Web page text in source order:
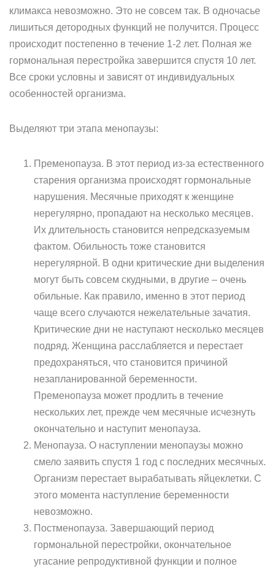
климакса невозможно. Это не совсем так. В одночасье
лишиться детородных функций не получится. Процесс
происходит постепенно в течение 1-2 лет. Полная же
гормональная перестройка завершится спустя 10 лет.
Все сроки условны и зависят от индивидуальных
особенностей организма.
Выделяют три этапа менопаузы:
Пременопауза. В этот период из-за естественного
старения организма происходят гормональные
нарушения. Месячные приходят к женщине
нерегулярно, пропадают на несколько месяцев.
Их длительность становится непредсказуемым
фактом. Обильность тоже становится
нерегулярной. В одни критические дни выделения
могут быть совсем скудными, в другие – очень
обильные. Как правило, именно в этот период
чаще всего случаются нежелательные зачатия.
Критические дни не наступают несколько месяцев
подряд. Женщина расслабляется и перестает
предохраняться, что становится причиной
незапланированной беременности.
Пременопауза может продлить в течение
нескольких лет, прежде чем месячные исчезнуть
окончательно и наступит менопауза.
Менопауза. О наступлении менопаузы можно
смело заявить спустя 1 год с последних месячных.
Организм перестает вырабатывать яйцеклетки. С
этого момента наступление беременности
невозможно.
Постменопауза. Завершающий период
гормональной перестройки, окончательное
угасание репродуктивной функции и полное